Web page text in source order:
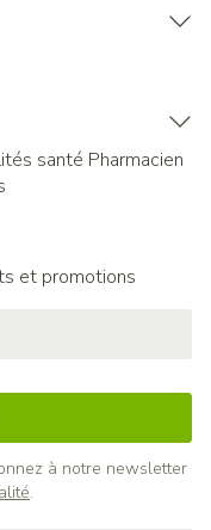
santé Pharmacien
et promotions
à notre newsletter
.